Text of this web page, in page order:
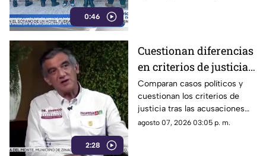
0:46
2:28
Cuestionan diferencias
en criterios de justicia
por casos políticos en
Guerrero y Sinaloa
Comparan casos políticos y
cuestionan los criterios de
justicia tras las acusaciones
contra exfuncionarios de
agosto 07, 2026 03:05 p. m.